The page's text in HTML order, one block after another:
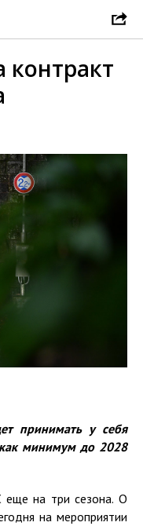
принимать у себя
минимум до 2028
еще на три сезона. О
на мероприятии